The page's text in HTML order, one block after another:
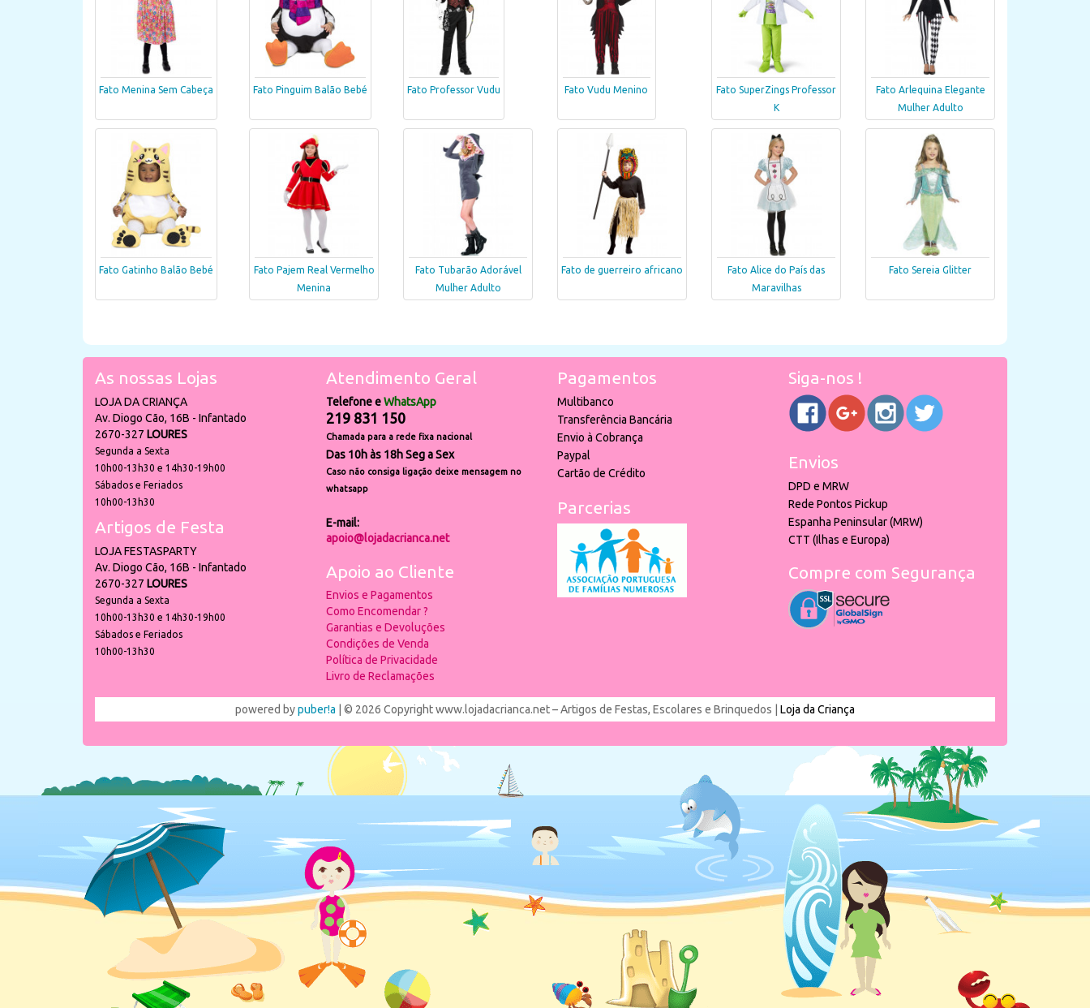
Fato Menina Sem Cabeça Fato Pinguim Balão Bebé Fato Professor Vudu Fato Vudu Menino
Fato SuperZings Professor
K
Fato Arlequina Elegante
Mulher Adulto
Fato Gatinho Balão Bebé
Fato Pajem Real Vermelho
Menina
Fato Tubarão Adorável
Mulher Adulto
Fato de guerreiro africano
Fato Alice do País das
Maravilhas
Fato Sereia Glitter
As nossas Lojas
LOJA DA CRIANÇA
Av. Diogo Cão, 16B - Infantado
2670-327 LOURES
Segunda a Sexta
10h00-13h30 e 14h30-19h00
Sábados e Feriados
10h00-13h30
Artigos de Festa
LOJA FESTASPARTY
Av. Diogo Cão, 16B - Infantado
2670-327 LOURES
Segunda a Sexta
10h00-13h30 e 14h30-19h00
Sábados e Feriados
10h00-13h30
Atendimento Geral
Telefone eWhatsApp
219 831 150
Chamada para a rede fixa nacional
Das 10h às 18h Seg a Sex
Caso não consiga ligação deixe mensagem no
whatsapp
E-mail:
apoio@lojadacrianca.net
Apoio ao Cliente
Envios e Pagamentos
Como Encomendar ?
Garantias e Devoluções
Condições de Venda
Política de Privacidade
Livro de Reclamações
Pagamentos
Multibanco
Transferência Bancária
Envio à Cobrança
Paypal
Cartão de Crédito
Parcerias
Siga-nos !
Envios
DPD e MRW
Rede Pontos Pickup
Espanha Peninsular (MRW)
CTT (Ilhas e Europa)
Compre com Segurança
powered bypuber!a | © 2026 Copyright www.lojadacrianca.net – Artigos de Festas, Escolares e Brinquedos | Loja da Criança